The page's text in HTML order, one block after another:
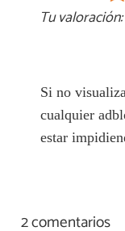
Tu valoración:
Si no
cualquier
estar
2 comentarios